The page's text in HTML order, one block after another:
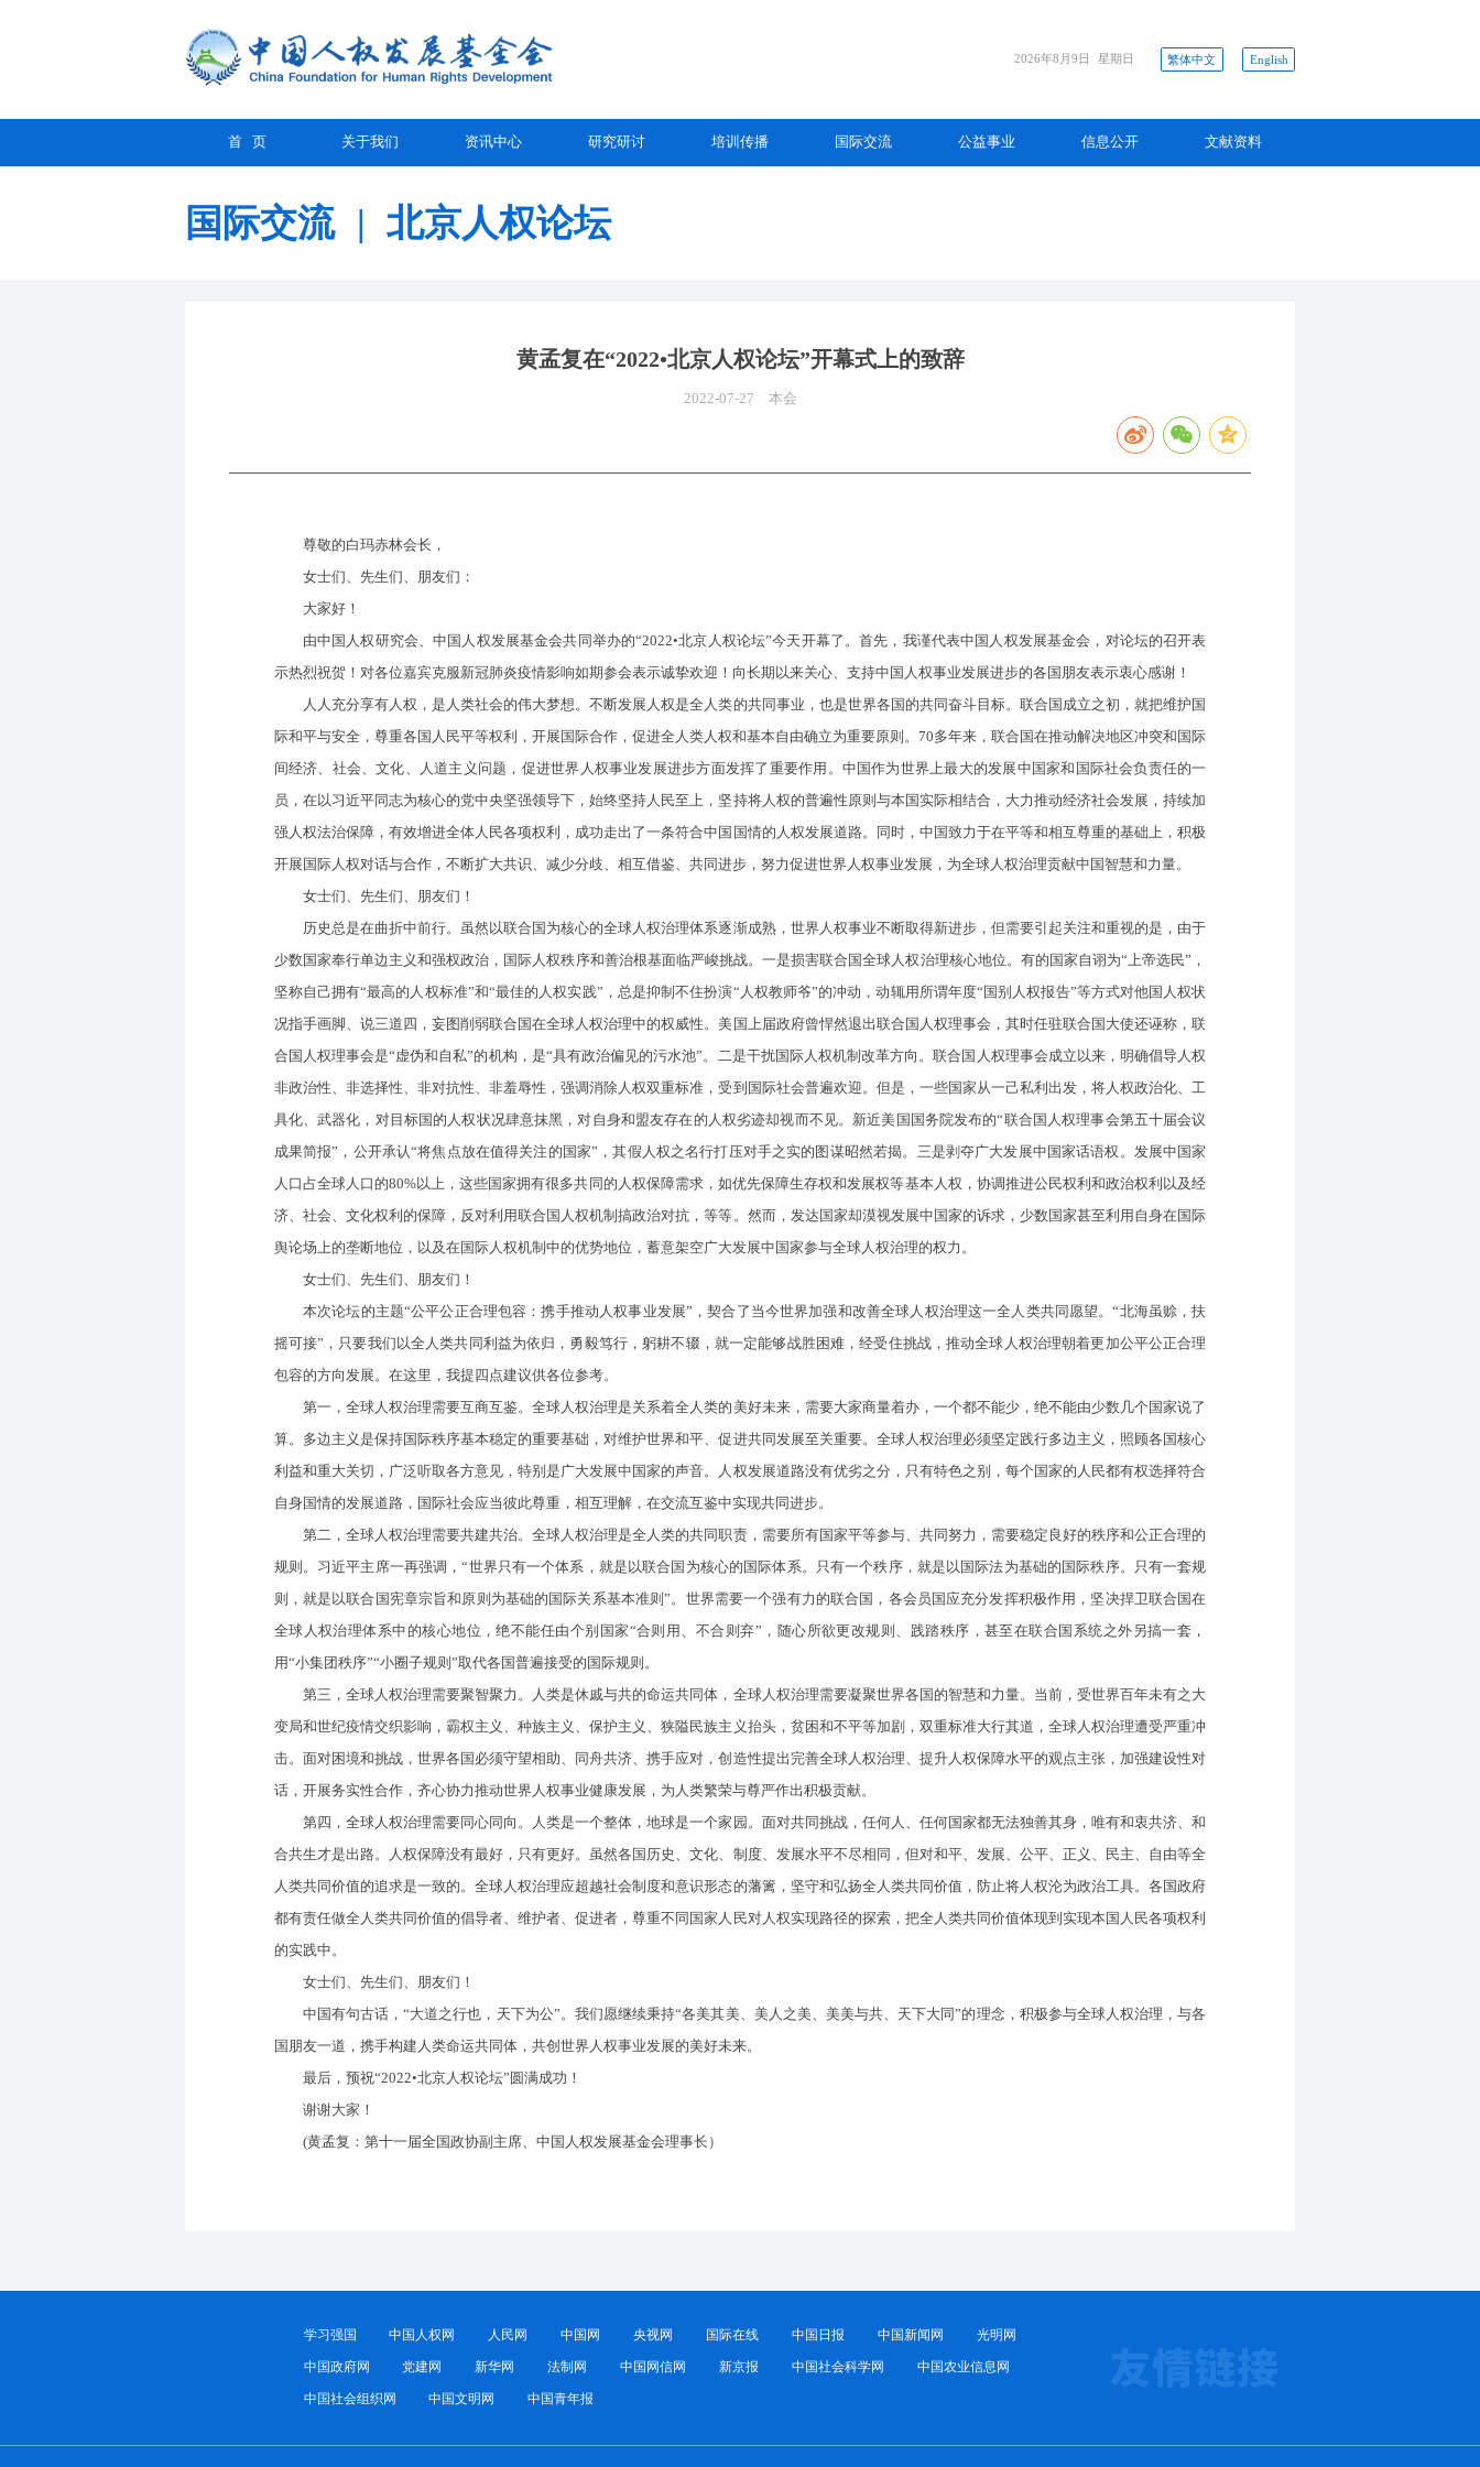
2026年8月9日 星期日 繁体中文 English
首 页 关于我们 资讯中心 研究研讨 培训传播 国际交流 公益事业 信息公开 文献资料
国际交流 | 北京人权论坛
黄孟复在“2022•北京人权论坛”开幕式上的致辞
2022-07-27 本会
尊敬的白玛赤林会长，
女士们、先生们、朋友们：
大家好！
由中国人权研究会、中国人权发展基金会共同举办的“2022•北京人权论坛”今天开幕了。首先，我谨代表中国人权发展基金会，对论坛的召开表
示热烈祝贺！对各位嘉宾克服新冠肺炎疫情影响如期参会表示诚挚欢迎！向长期以来关心、支持中国人权事业发展进步的各国朋友表示衷心感谢！
人人充分享有人权，是人类社会的伟大梦想。不断发展人权是全人类的共同事业，也是世界各国的共同奋斗目标。联合国成立之初，就把维护国
际和平与安全，尊重各国人民平等权利，开展国际合作，促进全人类人权和基本自由确立为重要原则。70多年来，联合国在推动解决地区冲突和国际
间经济、社会、文化、人道主义问题，促进世界人权事业发展进步方面发挥了重要作用。中国作为世界上最大的发展中国家和国际社会负责任的一
员，在以习近平同志为核心的党中央坚强领导下，始终坚持人民至上，坚持将人权的普遍性原则与本国实际相结合，大力推动经济社会发展，持续加
强人权法治保障，有效增进全体人民各项权利，成功走出了一条符合中国国情的人权发展道路。同时，中国致力于在平等和相互尊重的基础上，积极
开展国际人权对话与合作，不断扩大共识、减少分歧、相互借鉴、共同进步，努力促进世界人权事业发展，为全球人权治理贡献中国智慧和力量。
女士们、先生们、朋友们！
历史总是在曲折中前行。虽然以联合国为核心的全球人权治理体系逐渐成熟，世界人权事业不断取得新进步，但需要引起关注和重视的是，由于
少数国家奉行单边主义和强权政治，国际人权秩序和善治根基面临严峻挑战。一是损害联合国全球人权治理核心地位。有的国家自诩为“上帝选民”，
坚称自己拥有“最高的人权标准”和“最佳的人权实践”，总是抑制不住扮演“人权教师爷”的冲动，动辄用所谓年度“国别人权报告”等方式对他国人权状
况指手画脚、说三道四，妄图削弱联合国在全球人权治理中的权威性。美国上届政府曾悍然退出联合国人权理事会，其时任驻联合国大使还诬称，联
合国人权理事会是“虚伪和自私”的机构，是“具有政治偏见的污水池”。二是干扰国际人权机制改革方向。联合国人权理事会成立以来，明确倡导人权
非政治性、非选择性、非对抗性、非羞辱性，强调消除人权双重标准，受到国际社会普遍欢迎。但是，一些国家从一己私利出发，将人权政治化、工
具化、武器化，对目标国的人权状况肆意抹黑，对自身和盟友存在的人权劣迹却视而不见。新近美国国务院发布的“联合国人权理事会第五十届会议
成果简报”，公开承认“将焦点放在值得关注的国家”，其假人权之名行打压对手之实的图谋昭然若揭。三是剥夺广大发展中国家话语权。发展中国家
人口占全球人口的80%以上，这些国家拥有很多共同的人权保障需求，如优先保障生存权和发展权等基本人权，协调推进公民权利和政治权利以及经
济、社会、文化权利的保障，反对利用联合国人权机制搞政治对抗，等等。然而，发达国家却漠视发展中国家的诉求，少数国家甚至利用自身在国际
舆论场上的垄断地位，以及在国际人权机制中的优势地位，蓄意架空广大发展中国家参与全球人权治理的权力。
女士们、先生们、朋友们！
本次论坛的主题“公平公正合理包容：携手推动人权事业发展”，契合了当今世界加强和改善全球人权治理这一全人类共同愿望。“北海虽赊，扶
摇可接”，只要我们以全人类共同利益为依归，勇毅笃行，躬耕不辍，就一定能够战胜困难，经受住挑战，推动全球人权治理朝着更加公平公正合理
包容的方向发展。在这里，我提四点建议供各位参考。
第一，全球人权治理需要互商互鉴。全球人权治理是关系着全人类的美好未来，需要大家商量着办，一个都不能少，绝不能由少数几个国家说了
算。多边主义是保持国际秩序基本稳定的重要基础，对维护世界和平、促进共同发展至关重要。全球人权治理必须坚定践行多边主义，照顾各国核心
利益和重大关切，广泛听取各方意见，特别是广大发展中国家的声音。人权发展道路没有优劣之分，只有特色之别，每个国家的人民都有权选择符合
自身国情的发展道路，国际社会应当彼此尊重，相互理解，在交流互鉴中实现共同进步。
第二，全球人权治理需要共建共治。全球人权治理是全人类的共同职责，需要所有国家平等参与、共同努力，需要稳定良好的秩序和公正合理的
规则。习近平主席一再强调，“世界只有一个体系，就是以联合国为核心的国际体系。只有一个秩序，就是以国际法为基础的国际秩序。只有一套规
则，就是以联合国宪章宗旨和原则为基础的国际关系基本准则”。世界需要一个强有力的联合国，各会员国应充分发挥积极作用，坚决捍卫联合国在
全球人权治理体系中的核心地位，绝不能任由个别国家“合则用、不合则弃”，随心所欲更改规则、践踏秩序，甚至在联合国系统之外另搞一套，
用“小集团秩序”“小圈子规则”取代各国普遍接受的国际规则。
第三，全球人权治理需要聚智聚力。人类是休戚与共的命运共同体，全球人权治理需要凝聚世界各国的智慧和力量。当前，受世界百年未有之大
变局和世纪疫情交织影响，霸权主义、种族主义、保护主义、狭隘民族主义抬头，贫困和不平等加剧，双重标准大行其道，全球人权治理遭受严重冲
击。面对困境和挑战，世界各国必须守望相助、同舟共济、携手应对，创造性提出完善全球人权治理、提升人权保障水平的观点主张，加强建设性对
话，开展务实性合作，齐心协力推动世界人权事业健康发展，为人类繁荣与尊严作出积极贡献。
第四，全球人权治理需要同心同向。人类是一个整体，地球是一个家园。面对共同挑战，任何人、任何国家都无法独善其身，唯有和衷共济、和
合共生才是出路。人权保障没有最好，只有更好。虽然各国历史、文化、制度、发展水平不尽相同，但对和平、发展、公平、正义、民主、自由等全
人类共同价值的追求是一致的。全球人权治理应超越社会制度和意识形态的藩篱，坚守和弘扬全人类共同价值，防止将人权沦为政治工具。各国政府
都有责任做全人类共同价值的倡导者、维护者、促进者，尊重不同国家人民对人权实现路径的探索，把全人类共同价值体现到实现本国人民各项权利
的实践中。
女士们、先生们、朋友们！
中国有句古话，“大道之行也，天下为公”。我们愿继续秉持“各美其美、美人之美、美美与共、天下大同”的理念，积极参与全球人权治理，与各
国朋友一道，携手构建人类命运共同体，共创世界人权事业发展的美好未来。
最后，预祝“2022•北京人权论坛”圆满成功！
谢谢大家！
(黄孟复：第十一届全国政协副主席、中国人权发展基金会理事长）
学习强国 中国人权网 人民网 中国网 央视网 国际在线 中国日报 中国新闻网 光明网
中国政府网 党建网 新华网 法制网 中国网信网 新京报 中国社会科学网 中国农业信息网
中国社会组织网 中国文明网 中国青年报